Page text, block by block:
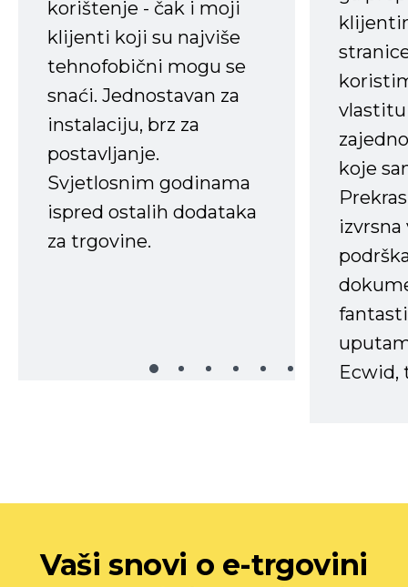
korištenje - čak i moji
klijenti koji su najviše
tehnofobični mogu se
snaći. Jednostavan za
instalaciju, brz za
postavljanje.
Svjetlosnim godinama
ispred ostalih dodataka
za trgovine.
koje
Ecwid,
Vaši snovi o e-trgovini